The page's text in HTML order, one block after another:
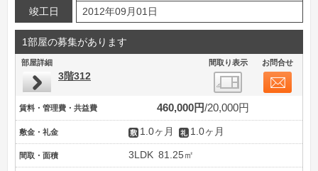
竣工日 2012年09月01日
1部屋の募集があります
部屋詳細 間取り表示 お問合せ
3階312
賃料・管理費・共益費 460,000円 20,000円
敷金・礼金 1.0ヶ月 1.0ヶ月
間取・面積 3LDK 81.25㎡